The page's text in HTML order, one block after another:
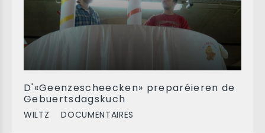
D'«Geenzescheecken» preparéieren de
Gebuertsdagskuch
WILTZ DOCUMENTAIRES